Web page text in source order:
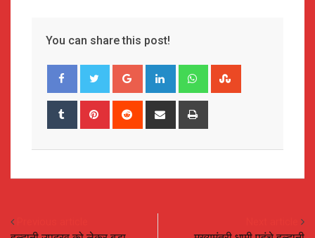
You can share this post!
Google+ LinkedIn Whatsapp
Tumblr Pinterest Reddit
Share